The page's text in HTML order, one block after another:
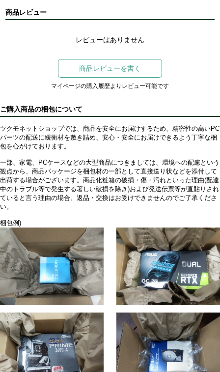
商品レビュー
レビューはありません
商品レビューを書く
マイページの購入履歴よりレビュー可能です
ご購入商品の梱包について
ツクモネットショップでは、商品を安全にお届けするため、精密性の高いPC
パーツの配送に緩衝材を敷き詰め、安心・安全にお届けできるよう丁寧な梱
包を心がけております。
一部、家電、PCケースなどの大型商品につきましては、環境への配慮という
観点から、商品パッケージを梱包材の一部として直接送り状などを添付して
出荷する場合がございます。商品化粧箱の破損・傷・汚れといった理由(配達
中のトラブル等で発生する著しい破損を除き)および発送伝票等が直貼りされ
ていると言う理由の場合、返品・交換はお受けできませんのでご了承くださ
い。
梱包例)